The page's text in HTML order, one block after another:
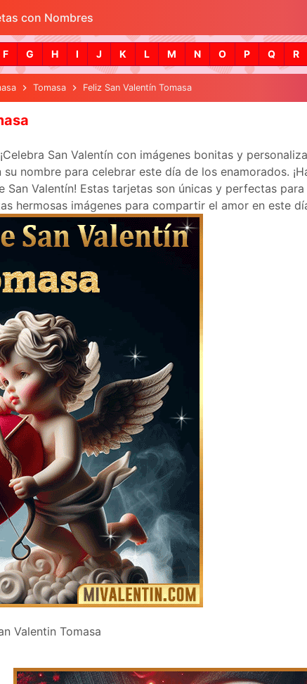
con Nombres
F G H I J K L M N O P Q R
Tomasa Feliz San Valentín Tomasa
San Valentín con imágenes bonitas y
nombre para celebrar este día de los enamorados.
San Valentín! Estas tarjetas son únicas y perfectas
hermosas imágenes para compartir el amor en este
Valentin Tomasa